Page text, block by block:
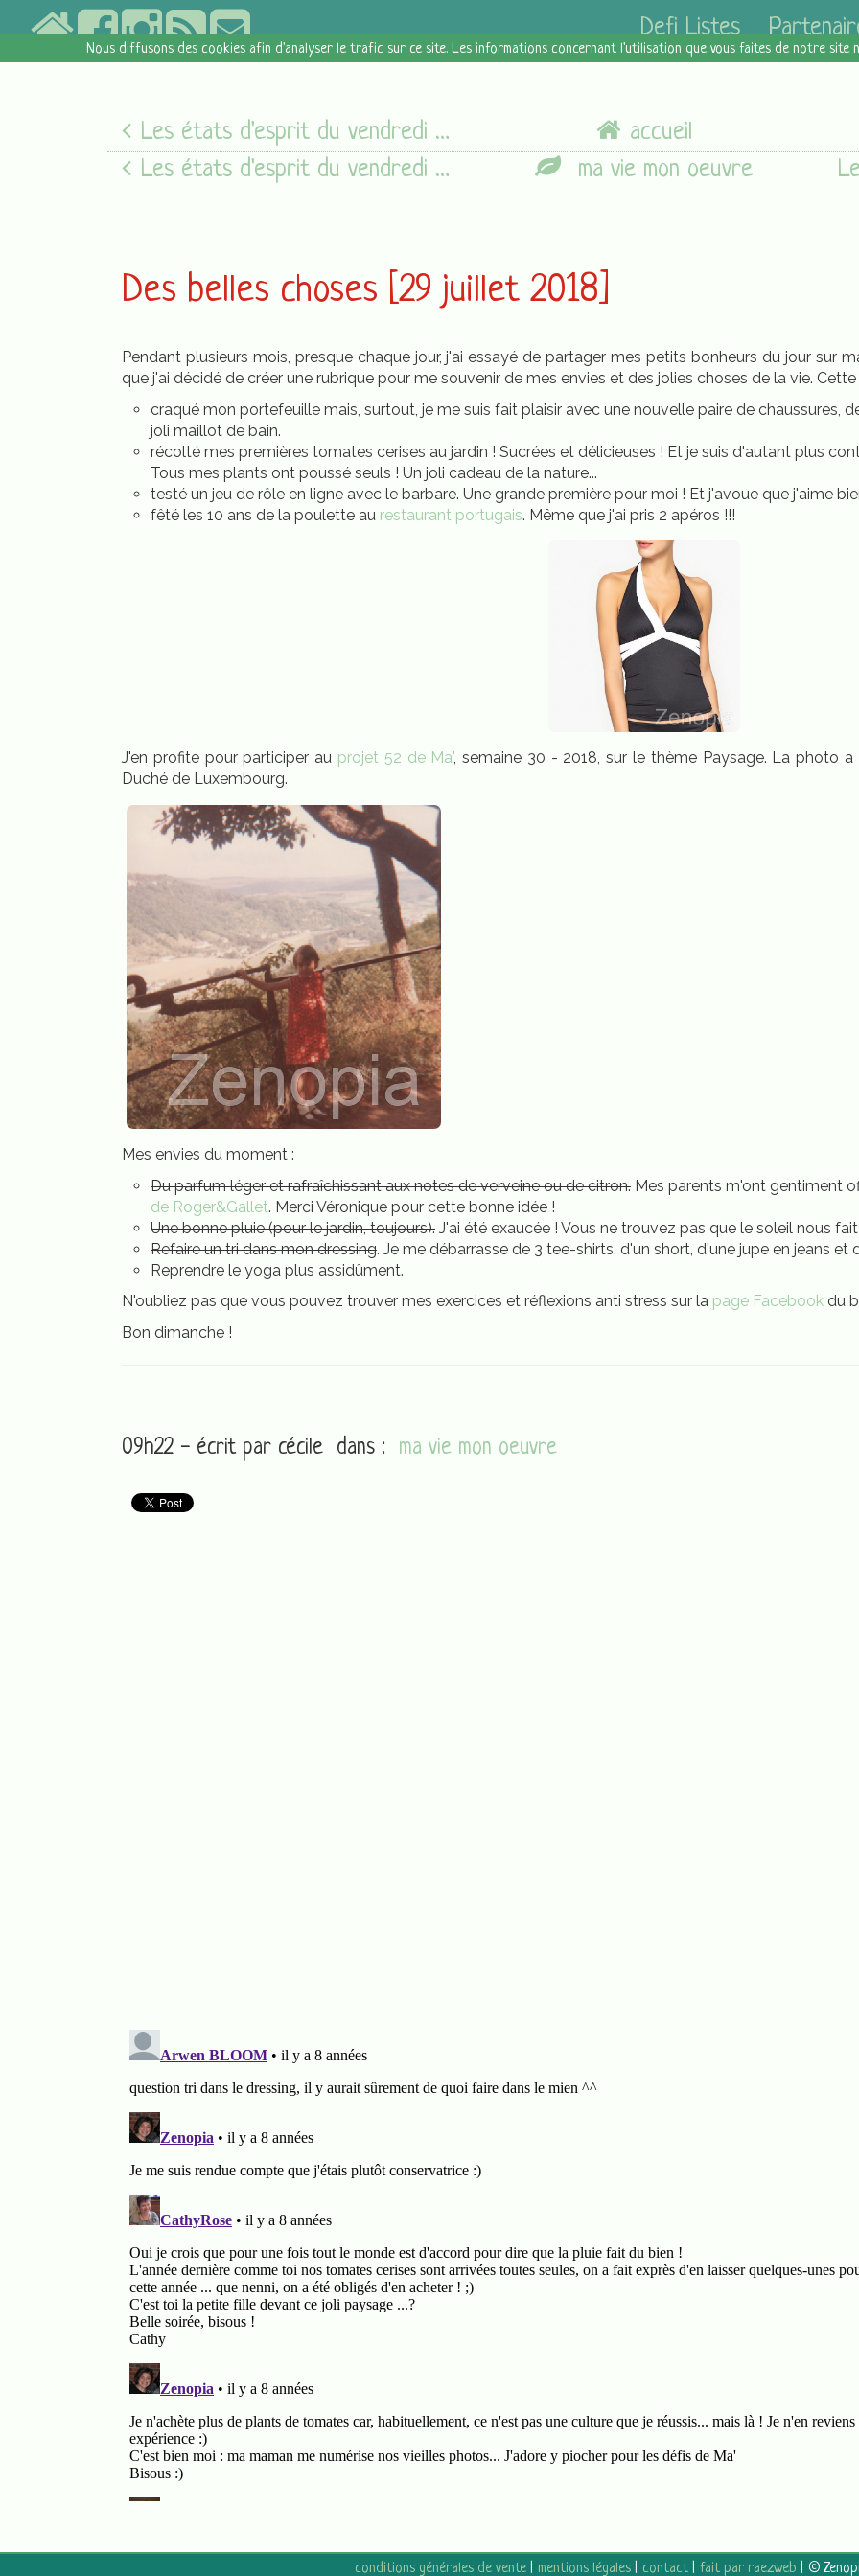
Nous diffusons des cookies afin d'analyser le trafic sur ce site. Les informations concernant l'utilisation que vous faites de notre site
Defi Listes
Les états d'esprit du vendredi [27/07/18]
accueil
Les états d'esprit du vendredi [05/08/16]
ma vie mon oeuvre
Des belles choses [29 juillet 2018]
Pendant plusieurs mois, presque chaque jour, j'ai essayé de partager mes petits bonheurs du jour sur
que j'ai décidé de créer une rubrique pour me souvenir de mes envies et des jolies choses de la vie.
craqué mon portefeuille mais, surtout, je me suis fait plaisir avec une nouvelle paire de chaussures,
joli maillot de bain.
récolté mes premières tomates cerises au jardin ! Sucrées et délicieuses ! Et je suis d'autant plus
Tous mes plants ont poussé seuls ! Un joli cadeau de la nature...
testé un jeu de rôle en ligne avec le barbare. Une grande première pour moi ! Et j'avoue que j'aime
fêté les 10 ans de la poulette au restaurant portugais. Même que j'ai pris 2 apéros !!!
J'en profite pour participer au projet 52 de Ma', semaine 30 - 2018, sur le thème Paysage. La photo
Duché de Luxembourg.
Mes envies du moment :
Du parfum léger et rafraîchissant aux notes de verveine ou de citron. Mes parents m'ont gentiment
de Roger&Gallet. Merci Véronique pour cette bonne idée !
Une bonne pluie (pour le jardin, toujours). J'ai été exaucée ! Vous ne trouvez pas que le soleil nous
Refaire un tri dans mon dressing. Je me débarrasse de 3 tee-shirts, d'un short, d'une jupe en jeans et
Reprendre le yoga plus assidûment.
N'oubliez pas que vous pouvez trouver mes exercices et réflexions anti stress sur la page Facebook du
Bon dimanche !
09h22 - écrit par cécile dans : ma vie mon oeuvre
conditions générales de vente mentions légales contact fait par raezweb ©